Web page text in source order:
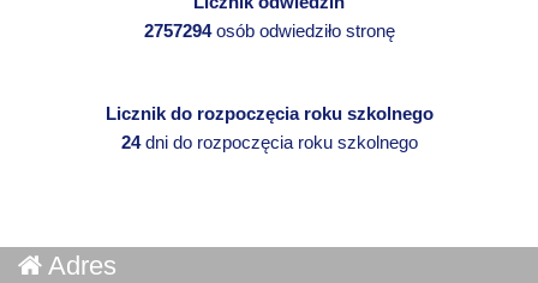
2757294osób odwiedziło stronę
Licznik do rozpoczęcia roku szkolnego
24dni do rozpoczęcia roku szkolnego
Adres